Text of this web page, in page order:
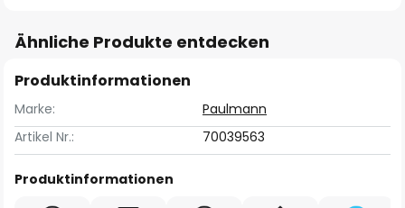
Ähnliche Produkte entdecken
Produktinformationen
Marke:
Paulmann
Artikel Nr.:
70039563
Produktinformationen